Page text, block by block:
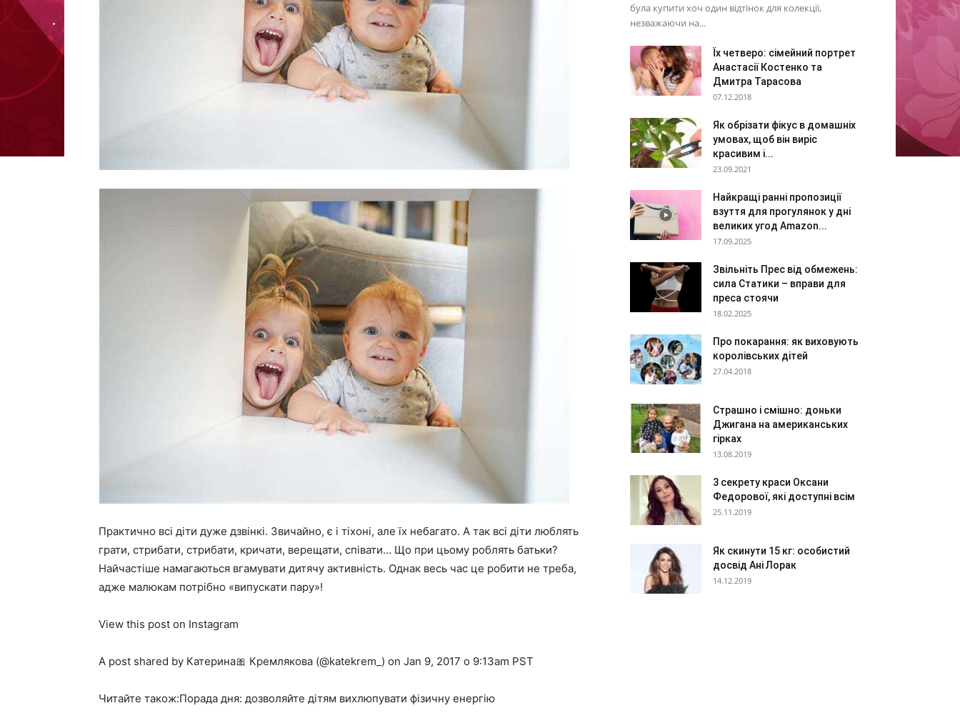
Практично всі діти дуже дзвінкі. Звичайно, є і тіхоні, але їх небагато. А так всі діти люблять
грати, стрибати, стрибати, кричати, верещати, співати… Що при цьому роблять батьки?
Найчастіше намагаються вгамувати дитячу активність. Однак весь час це робити не треба,
адже малюкам потрібно «випускати пару»!
View this post on Instagram
A post shared by Катерина🎀 Кремлякова (@katekrem_) on Jan 9, 2017 о 9:13am PST
Читайте також:Порада дня: дозволяйте дітям вихлюпувати фізичну енергію
була купити хоч один відтінок для колекції,
незважаючи на...
Їх четверо: сімейний портрет
Анастасії Костенко та
Дмитра Тарасова
07.12.2018
Як обрізати фікус в домашніх
умовах, щоб він виріс
красивим і...
23.09.2021
Найкращі ранні пропозиції
взуття для прогулянок у дні
великих угод Amazon...
17.09.2025
Звільніть Прес від обмежень:
сила Статики – вправи для
преса стоячи
18.02.2025
Про покарання: як виховують
королівських дітей
27.04.2018
Страшно і смішно: доньки
Джигана на американських
гірках
13.08.2019
3 секрету краси Оксани
Федорової, які доступні всім
25.11.2019
Як скинути 15 кг: особистий
досвід Ані Лорак
14.12.2019